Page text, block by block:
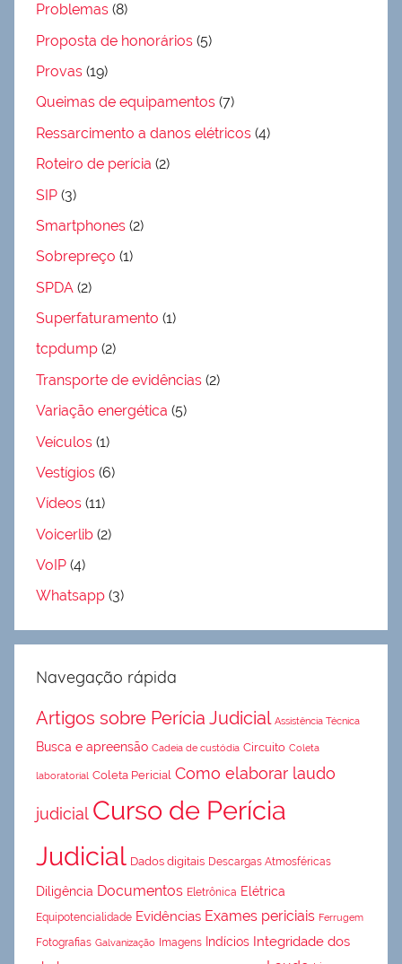
Problemas (8)
Proposta de honorários (5)
Provas (19)
Queimas de equipamentos (7)
Ressarcimento a danos elétricos (4)
Roteiro de perícia (2)
SIP (3)
Smartphones (2)
Sobrepreço (1)
SPDA (2)
Superfaturamento (1)
tcpdump (2)
Transporte de evidências (2)
Variação energética (5)
Veículos (1)
Vestígios (6)
Vídeos (11)
Voicerlib (2)
VoIP (4)
Whatsapp (3)
Navegação rápida
Artigos sobre Perícia Judicial Assistência Técnica
Busca e apreensão Cadeia de custódia Circuito Coleta
laboratorial Coleta Pericial Como elaborar laudo
judicial Curso de Perícia
Judicial Dados digitais Descargas Atmosféricas
Diligência Documentos Eletrônica Elétrica
Equipotencialidade Evidências Exames periciais Ferrugem
Fotografias Galvanização Imagens Indícios Integridade dos